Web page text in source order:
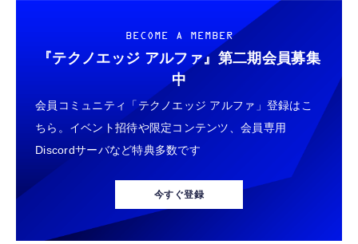
BECOME A MEMBER
『テクノエッジ アルファ』 第二期会員募集
中
会員コミュニティ「テクノエッジ アルファ」登録はこ
ちら。イベント招待や限定コンテンツ、会員専用
Discordサーバなど特典多数です
今すぐ登録